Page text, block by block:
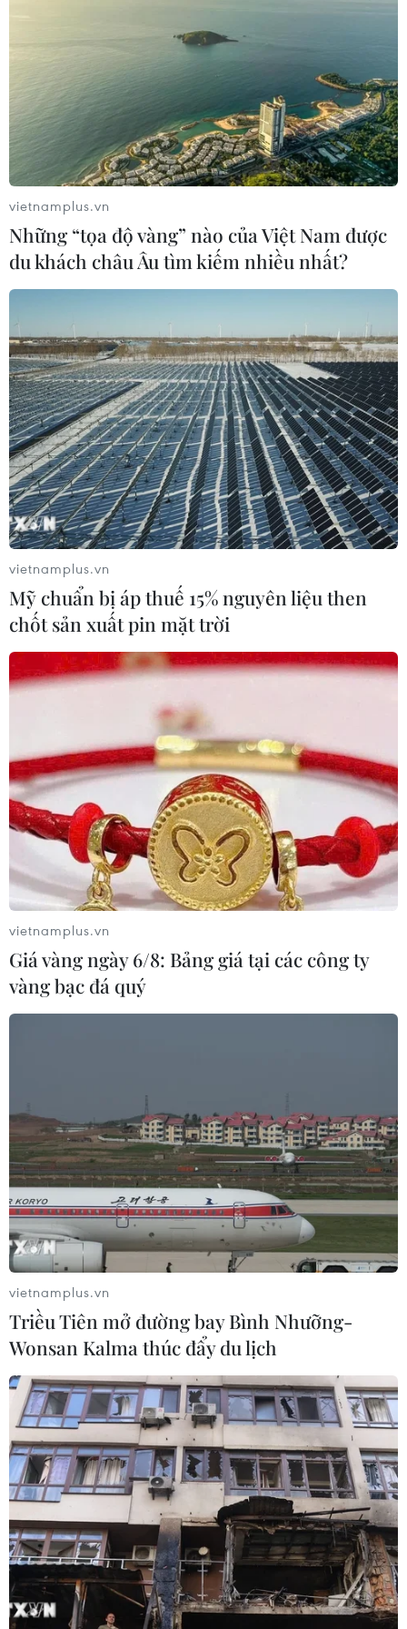
TIN CÙNG CHUYÊN MỤC
Chương trình nghệ thuật 'Giai điệu
Tổ quốc' - Khắc họa một Việt Nam
vươn mình
Người thầy, người cha và quê hương
cùng xuất hiện trong concert của
Hương Tràm
vietnamplus.vn
Những “tọa độ vàng” nào của Việt Nam được
du khách châu Âu tìm kiếm nhiều nhất?
vietnamplus.vn
Mỹ chuẩn bị áp thuế 15% nguyên liệu then
chốt sản xuất pin mặt trời
vietnamplus.vn
Giá vàng ngày 6/8: Bảng giá tại các công ty
vàng bạc đá quý
vietnamplus.vn
Triều Tiên mở đường bay Bình Nhưỡng-
Wonsan Kalma thúc đẩy du lịch